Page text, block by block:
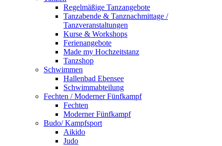
Regelmäßige Tanzangebote
Tanzabende & Tanznachmittage /
Tanzveranstaltungen
Kurse & Workshops
Ferienangebote
Made my Hochzeitstanz
Tanzshop
Schwimmen
Hallenbad Ebensee
Schwimmabteilung
Fechten / Moderner Fünfkampf
Fechten
Moderner Fünfkampf
Budo/ Kampfsport
Aikido
Judo